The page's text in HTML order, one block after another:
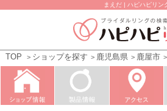
まえだ | ハピハピリン
TOP ショップを探す 鹿児島県 鹿屋市